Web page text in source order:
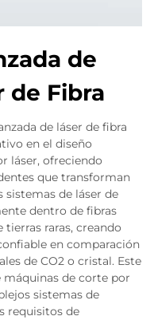
de
de Fibra
de láser de fibra
en el diseño
láser, ofreciendo
que transforman
sistemas de láser de
dentro de fibras
raras, creando
en comparación
de CO2 o cristal. Este
máquinas de corte por
sistemas de
requisitos de